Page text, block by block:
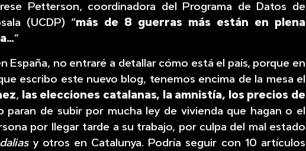
Petterson, coordinadora del Programa de Datos de
(UCDP) “más de 8 guerras más están en plena
”
España, no entraré a detallar cómo está el país, porque en
escribo este nuevo blog, tenemos encima de la mesa el
, las elecciones catalanas, la amnistía, los precios de
paran de subir por mucha ley de vivienda que hagan o el
por llegar tarde a su trabajo, por culpa del mal estado
y otros en Catalunya. Podría seguir con 10 artículos